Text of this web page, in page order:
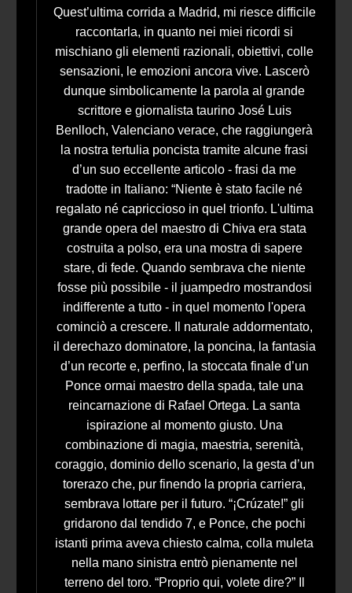
Quest’ultima corrida a Madrid, mi riesce difficile
raccontarla, in quanto nei miei ricordi si
mischiano gli elementi razionali, obiettivi, colle
sensazioni, le emozioni ancora vive. Lascerò
dunque simbolicamente la parola al grande
scrittore e giornalista taurino José Luis
Benlloch, Valenciano verace, che raggiungerà
la nostra tertulia poncista tramite alcune frasi
d’un suo eccellente articolo - frasi da me
tradotte in Italiano: “Niente è stato facile né
regalato né capriccioso in quel trionfo. L'ultima
grande opera del maestro di Chiva era stata
costruita a polso, era una mostra di sapere
stare, di fede. Quando sembrava che niente
fosse più possibile - il juampedro mostrandosi
indifferente a tutto - in quel momento l'opera
cominciò a crescere. Il naturale addormentato,
il derechazo dominatore, la poncina, la fantasia
d’un recorte e, perfino, la stoccata finale d’un
Ponce ormai maestro della spada, tale una
reincarnazione di Rafael Ortega. La santa
ispirazione al momento giusto. Una
combinazione di magia, maestria, serenità,
coraggio, dominio dello scenario, la gesta d’un
torerazo che, pur finendo la propria carriera,
sembrava lottare per il futuro. “¡Crúzate!” gli
gridarono dal tendido 7, e Ponce, che pochi
istanti prima aveva chiesto calma, colla muleta
nella mano sinistra entrò pienamente nel
terreno del toro. “Proprio qui, volete dire?” Il